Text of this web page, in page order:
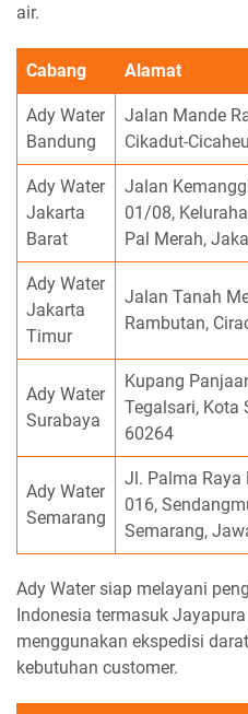
air.
Cabang Alamat
Ady Water
Bandung
Jalan Mande
Cikadut-
Ady Water
Jakarta
Barat
Jalan
01/08,
Pal Merah,
Ady Water
Jakarta
Timur
Jalan Tanah
Rambutan,
Ady Water
Surabaya
Kupang
Tegalsari, Kota
60264
Ady Water
Semarang
Jl. Palma Raya
016,
Semarang,
Ady Water siap melayani
Indonesia termasuk
menggunakan ekspedisi
kebutuhan customer.